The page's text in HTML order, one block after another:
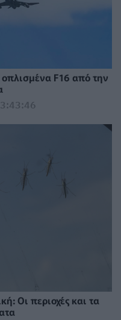
F16 από την
Οι περιοχές και τα